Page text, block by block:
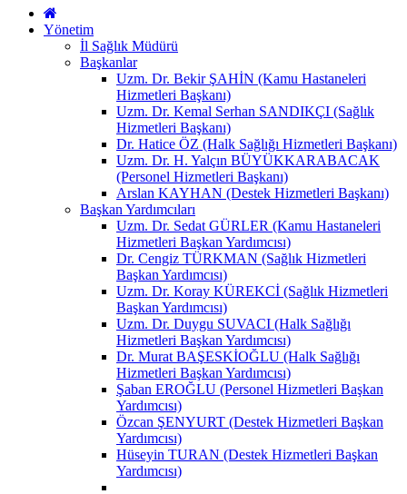
Yönetim
İl Sağlık Müdürü
Başkanlar
Uzm. Dr. Bekir ŞAHİN (Kamu Hastaneleri
Hizmetleri Başkanı)
Uzm. Dr. Kemal Serhan SANDIKÇI (Sağlık
Hizmetleri Başkanı)
Dr. Hatice ÖZ (Halk Sağlığı Hizmetleri Başkanı)
Uzm. Dr. H. Yalçın BÜYÜKKARABACAK
(Personel Hizmetleri Başkanı)
Arslan KAYHAN (Destek Hizmetleri Başkanı)
Başkan Yardımcıları
Uzm. Dr. Sedat GÜRLER (Kamu Hastaneleri
Hizmetleri Başkan Yardımcısı)
Dr. Cengiz TÜRKMAN (Sağlık Hizmetleri
Başkan Yardımcısı)
Uzm. Dr. Koray KÜREKCİ (Sağlık Hizmetleri
Başkan Yardımcısı)
Uzm. Dr. Duygu SUVACI (Halk Sağlığı
Hizmetleri Başkan Yardımcısı)
Dr. Murat BAŞESKİOĞLU (Halk Sağlığı
Hizmetleri Başkan Yardımcısı)
Şaban EROĞLU (Personel Hizmetleri Başkan
Yardımcısı)
Özcan ŞENYURT (Destek Hizmetleri Başkan
Yardımcısı)
Hüseyin TURAN (Destek Hizmetleri Başkan
Yardımcısı)